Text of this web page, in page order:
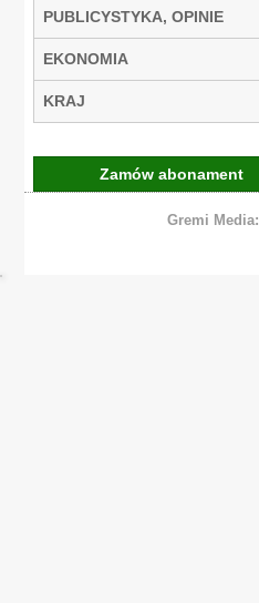
PUBLICYSTYKA, OPINIE
EKONOMIA
KRAJ
Zamów abonament
Gremi Media: